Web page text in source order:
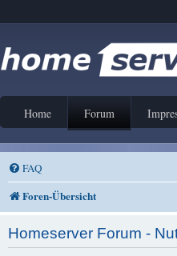
Home Forum
FAQ
Foren-Übersicht
Homeserver Forum -